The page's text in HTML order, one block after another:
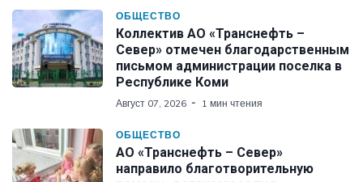
ОБЩЕСТВО
Коллектив АО «Транснефть –
Север» отмечен благодарственным
письмом администрации поселка в
Республике Коми
Август 07, 2026 1 мин чтения
ОБЩЕСТВО
АО «Транснефть – Север»
направило благотворительную